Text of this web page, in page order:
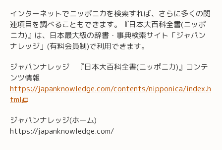
インターネットでニッポニカを検索すれば、さらに多くの関
連項目を調べることもできます。『日本大百科全書(ニッポ
ニカ)』は、日本最大級の辞書・事典検索サイト「ジャパン
ナレッジ」(有料会員制)で利用できます。
ジャパンナレッジ 『日本大百科全書(ニッポニカ)』コンテ
ンツ情報
https://japanknowledge.com/contents/nipponica/index.h
tml
ジャパンナレッジ(ホーム)
https://japanknowledge.com/